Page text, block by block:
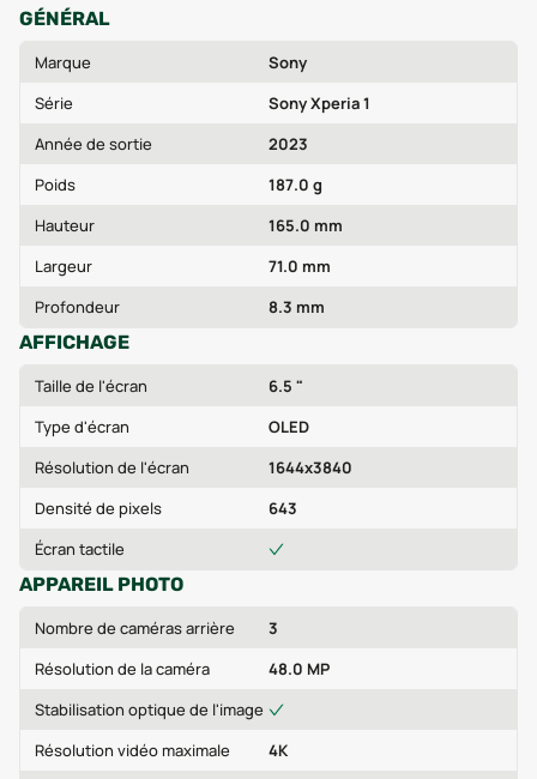
GÉNÉRAL
Marque
Sony
Série
Sony Xperia 1
Année de sortie
2023
Poids
187.0 g
Hauteur
165.0 mm
Largeur
71.0 mm
Profondeur
8.3 mm
AFFICHAGE
Taille de l'écran
6.5 "
Type d'écran
OLED
Résolution de l'écran
1644x3840
Densité de pixels
643
Écran tactile
APPAREIL PHOTO
Nombre de caméras arrière
3
Résolution de la caméra
48.0 MP
Stabilisation optique de l'image
Résolution vidéo maximale
4K